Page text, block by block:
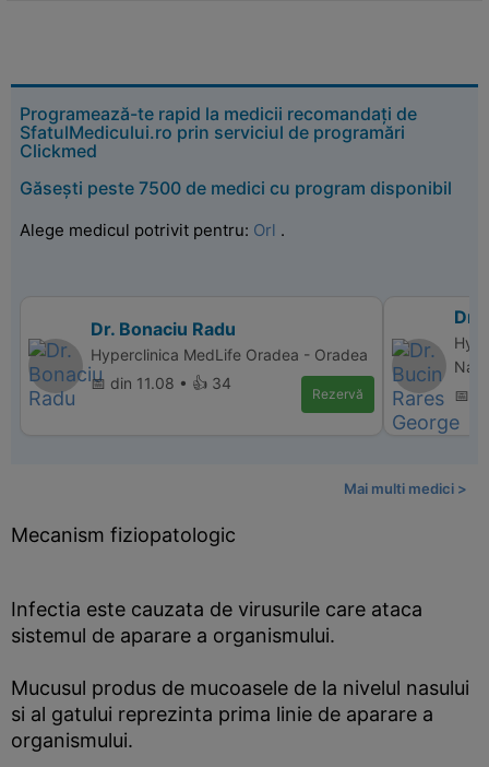
Programează-te rapid la medicii recomandați de
SfatulMedicului.ro prin serviciul de programări
Clickmed
Găsești peste 7500 de medici cu program disponibil
Alege medicul potrivit pentru: Orl .
Dr. Bonaciu Radu
Hyperclinica MedLife Oradea - Oradea
📅 din 11.08 • 👍 34
Rezervă
Dr.
📅
Mai multi medici >
Mecanism fiziopatologic
Infectia este cauzata de virusurile care ataca
sistemul de aparare a organismului.
Mucusul produs de mucoasele de la nivelul nasului
si al gatului reprezinta prima linie de aparare a
organismului.